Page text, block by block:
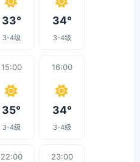
33°
3-4级
34°
3-4级
15:00
35°
3-4级
16:00
34°
3-4级
22:00 23:00